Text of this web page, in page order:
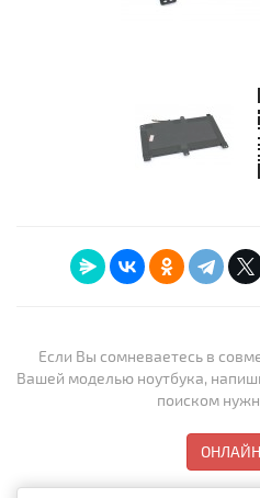
Если Вы сомневаетесь в
Вашей моделью ноутбука,
поиском